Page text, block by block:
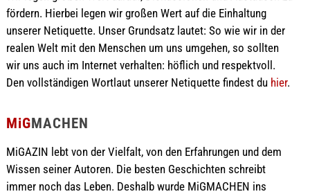
fördern. Hierbei legen wir großen Wert auf die Einhaltung
unserer Netiquette. Unser Grundsatz lautet: So wie wir in der
realen Welt mit den Menschen um uns umgehen, so sollten
wir uns auch im Internet verhalten: höflich und respektvoll.
Den vollständigen Wortlaut unserer Netiquette findest du hier.
MiGMACHEN
MiGAZIN lebt von der Vielfalt, von den Erfahrungen und dem
Wissen seiner Autoren. Die besten Geschichten schreibt
immer noch das Leben. Deshalb wurde MiGMACHEN ins